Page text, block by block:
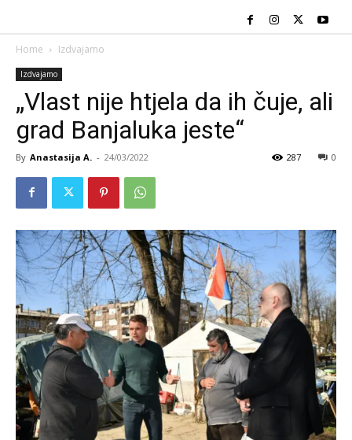
Home Izdvajamo
Izdvajamo
„Vlast nije htjela da ih čuje, ali
grad Banjaluka jeste“
By Anastasija A. - 24/03/2022 0
287